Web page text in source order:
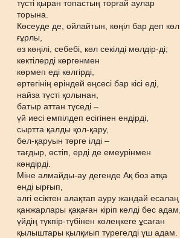
түсті қыран топастың торғай аулар
торына.
Көсеуде де, ойлайтын, көңіл бар деп көл
ғұрлы,
өз көңілі, себебі, көл секілді мөлдір-ді;
кектілерді көргенмен
көрмеп еді көлгірді,
ертегінің еріндей еңсесі бар кісі еді,
найза түсті қолынан,
батыр аттан түседі –
үй иесі емпілдеп есігінен ендірді,
сыртта қалды қол-қару,
бел-қаруын төрге ілді –
тағдыр, өстіп, ерді де емеурінмен
көндірді.
Міне алмайды-ау дегенде Ақ боз атқа
енді ырғып,
әлгі есіктен алақтап ауру жандай есалаң
қанжарлары қақаған кіріп келді бес адам,
үйдің түкпір-түбінен көлеңкеге ұсаған
қылыштары қылқиып түрегелді үш адам.